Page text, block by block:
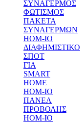
ΣΥΝΑΓΕΡΜΟΣ
ΦΩΤΙΣΜΟΣ
ΠΑΚΕΤΑ
ΣΥΝΑΓΕΡΜΩΝ
HOM-IO
ΔΙΑΦΗΜΙΣΤΙΚΟ
ΣΠΟΤ
ΓΙΑ
SMART
HOME
HOM-IO
ΠΑΝΕΛ
ΠΡΟΒΟΛΗΣ
HOM-IO